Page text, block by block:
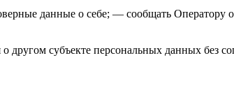
данные о себе; — сообщать
субъекте персональных данных без